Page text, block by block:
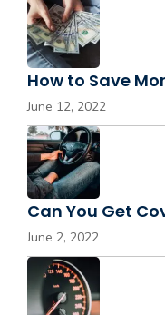
How to Save
June 12, 2022
Can You Get
June 2, 2022